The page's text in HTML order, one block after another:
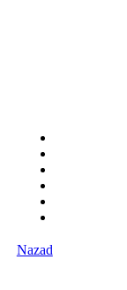
Nazad